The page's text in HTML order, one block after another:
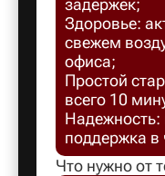
задержек;
Здоровье:
свежем
офиса;
Простой
всего 10
Надежность:
поддержка в
Что нужно от